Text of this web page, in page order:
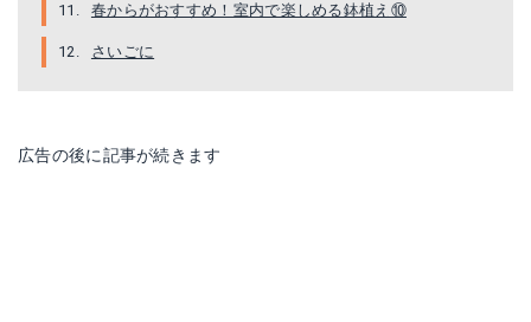
春からがおすすめ！室内で楽しめる鉢植え⑩
さいごに
広告の後に記事が続きます